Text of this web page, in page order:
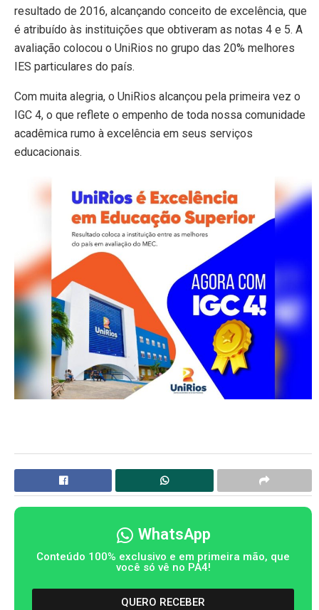
resultado de 2016, alcançando conceito de excelência, que
é atribuído às instituições que obtiveram as notas 4 e 5. A
avaliação colocou o UniRios no grupo das 20% melhores
IES particulares do país.
Com muita alegria, o UniRios alcançou pela primeira vez o
IGC 4, o que reflete o empenho de toda nossa comunidade
acadêmica rumo à excelência em seus serviços
educacionais.
WhatsApp
Conteúdo 100% exclusivo e em primeira mão, que
você só vê no PA4!
QUERO RECEBER